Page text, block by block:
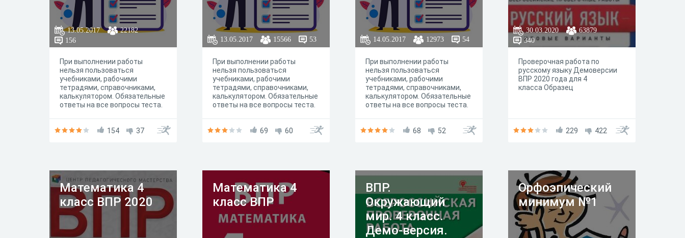
13.05.2017
22182
156
При выполнении работы
нельзя пользоваться
учебниками, рабочими
тетрадями, справочниками,
калькулятором. Обязательные
ответы на все вопросы теста.
154 37
13.05.2017 15566 53
При выполнении работы
нельзя пользоваться
учебниками, рабочими
тетрадями, справочниками,
калькулятором. Обязательные
ответы на все вопросы теста.
69 60
14.05.2017 12973 54
При выполнении работы
нельзя пользоваться
учебниками, рабочими
тетрадями, справочниками,
калькулятором. Обязательные
ответы на все вопросы теста.
68 52
30.03.2020
63879
340
Проверочная работа по
русскому языку Демоверсии
ВПР 2020 года для 4
класса Образец
229 422
Математика 4
класс ВПР 2020
Математика 4
класс ВПР
ВПР.
Окружающий
мир. 4 класс.
Демо-версия.
Орфоэпический
минимум №1